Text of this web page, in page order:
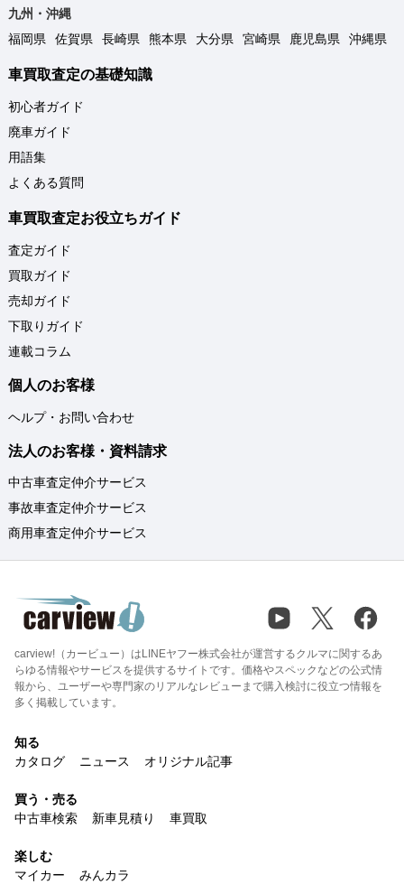
九州・沖縄
福岡県
佐賀県 長崎県 熊本県 大分県 宮崎県 鹿児島県 沖縄県
車買取査定の基礎知識
初心者ガイド
廃車ガイド
用語集
よくある質問
車買取査定お役立ちガイド
査定ガイド
買取ガイド
売却ガイド
下取りガイド
連載コラム
個人のお客様
ヘルプ・お問い合わせ
法人のお客様・資料請求
中古車査定仲介サービス
事故車査定仲介サービス
商用車査定仲介サービス
carview!（カービュー）はLINEヤフー株式会社が運営するクルマに関するあ
らゆる情報やサービスを提供するサイトです。価格やスペックなどの公式情
報から、ユーザーや専門家のリアルなレビューまで購入検討に役立つ情報を
多く掲載しています。
知る
カタログ
ニュース オリジナル記事
買う・売る
中古車検索
新車見積り 車買取
楽しむ
マイカー
みんカラ